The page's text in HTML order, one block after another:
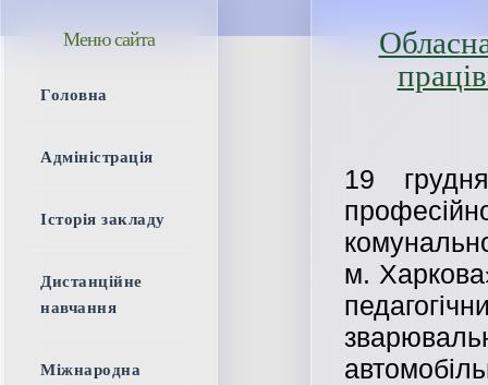
19
м.
Меню сайта
Головна
Адміністрація
Історія закладу
Дистанційне
навчання
Міжнародна